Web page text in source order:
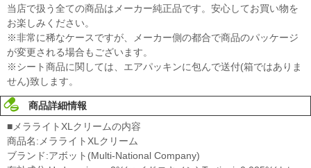
当店で扱う全ての商品はメーカー純正品です。安心してお買い物を
お楽しみください。
※非常に稀なケースですが、メーカー側の都合で商品のパッケージ
が変更される場合もございます。
※シート商品に関しては、エアパッキンに包んで送付(箱ではありま
せん)致します。
商品詳細情報
■メラライトXLクリームの内容
商品名:メラライトXLクリーム
ブランド:アボット(Multi-National Company)